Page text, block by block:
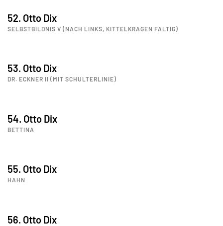
52. Otto Dix
SELBSTBILDNIS V (NACH LINKS, KITTELKRAGEN FALTIG)
53. Otto Dix
DR. ECKNER II (MIT SCHULTERLINIE)
54. Otto Dix
BETTINA
55. Otto Dix
HAHN
56. Otto Dix